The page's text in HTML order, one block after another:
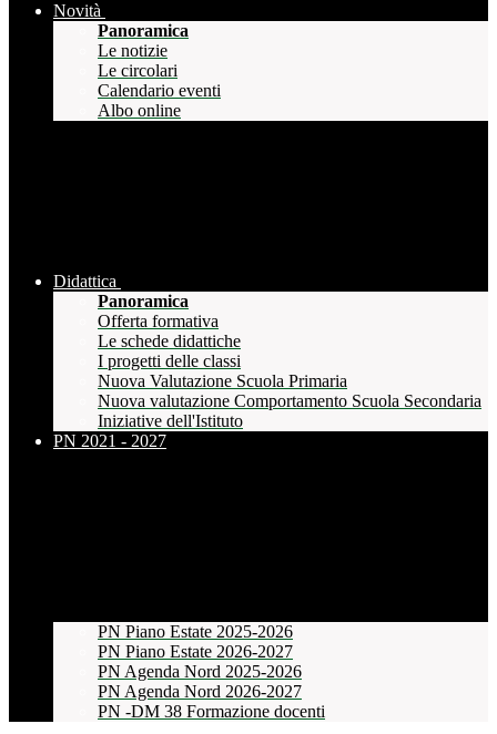
Novità
Panoramica
Le notizie
Le circolari
Calendario eventi
Albo online
Didattica
Panoramica
Offerta formativa
Le schede didattiche
I progetti delle classi
Nuova Valutazione Scuola Primaria
Nuova valutazione Comportamento Scuola Secondaria
Iniziative dell'Istituto
PN 2021 - 2027
PN Piano Estate 2025-2026
PN Piano Estate 2026-2027
PN Agenda Nord 2025-2026
PN Agenda Nord 2026-2027
PN -DM 38 Formazione docenti